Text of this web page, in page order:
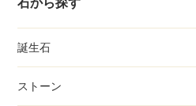
石から探す
誕生石
ストーン